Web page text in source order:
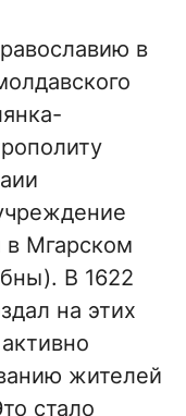
в
в Мгарском
В 1622
на этих
жителей
стало